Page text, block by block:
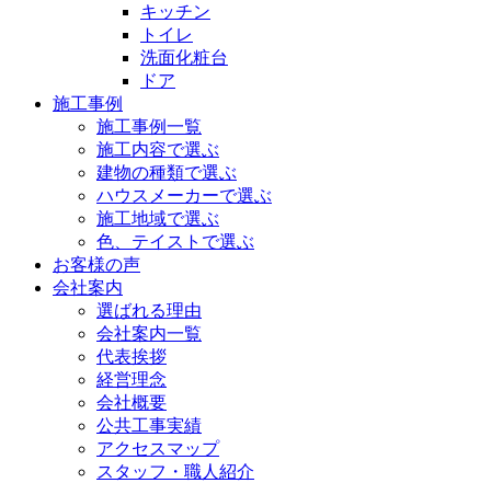
キッチン
トイレ
洗面化粧台
ドア
施工事例
施工事例一覧
施工内容で選ぶ
建物の種類で選ぶ
ハウスメーカーで選ぶ
施工地域で選ぶ
色、テイストで選ぶ
お客様の声
会社案内
選ばれる理由
会社案内一覧
代表挨拶
経営理念
会社概要
公共工事実績
アクセスマップ
スタッフ・職人紹介